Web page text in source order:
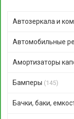
Автозеркала и
Автомобильные
Амортизаторы
Бамперы (145)
Бачки, баки,